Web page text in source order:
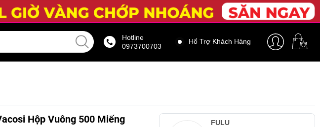
Hotline
0973700703
Hổ Trợ Khách Hàng
Hộp Vuông 500 Miếng
FULU